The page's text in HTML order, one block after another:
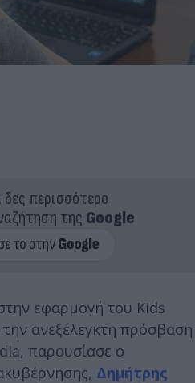
δες περισσότερο
της Google
εφαρμογή του Kids
ανεξέλεγκτη πρόσβαση
παρουσίασε ο
Δημήτρης